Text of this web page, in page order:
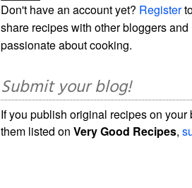
Don't have an account yet? Register
share recipes with other bloggers and
passionate about cooking.
Submit your blog!
If you publish original recipes on your
them listed onVery Good Recipes,